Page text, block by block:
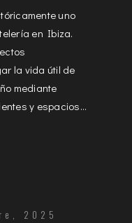
uno
en Ibiza.
la vida útil de
mediante
y espacios...
2025